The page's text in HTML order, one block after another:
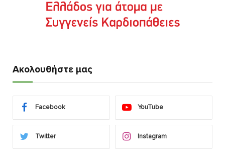
Ακολουθήστε μας
Facebook YouTube
Twitter Instagram